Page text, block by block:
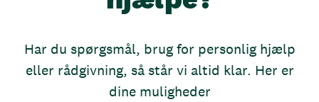
Har du spørgsmål, brug for personlig hjælp
eller rådgivning, så står vi altid klar. Her er
dine muligheder